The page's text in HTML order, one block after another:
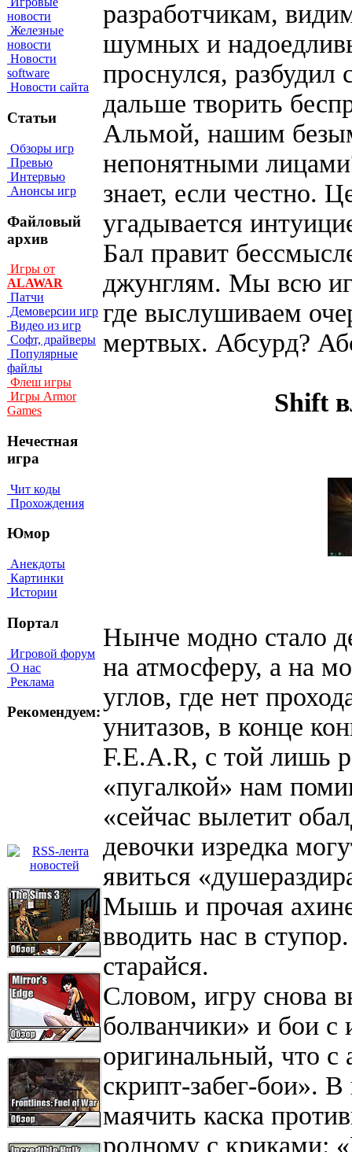
новости
Железные
новости
Новости
software
Новости сайта
Статьи
Обзоры игр
Превью
Интервью
Анонсы игр
Файловый
архив
Игры от
ALAWAR
Патчи
Демоверсии игр
Видео из игр
Софт, драйверы
Популярные
файлы
Флеш игры
Игры Armor
Games
Нечестная
игра
Чит коды
Прохождения
Юмор
Анекдоты
Картинки
Истории
Портал
Игровой форум
О нас
Реклама
Рекомендуем:
разработчикам,
шумных и
проснулся, разбудил
дальше творить
Альмой, нашим
непонятными
знает, если честно.
угадывается
Бал правит
джунглям. Мы всю
где выслушиваем
мертвых. Абсурд?
Shift
Нынче модно стало
на атмосферу, а на
углов, где нет
унитазов, в конце
F.E.A.R, с той лишь
«пугалкой» нам
«сейчас вылетит
девочки изредка
явиться
Мышь и прочая
вводить нас в
старайся.
Словом, игру снова
болванчики» и бои
оригинальный, что с
скрипт-забег-бои». В
маячить каска
родному с криками: